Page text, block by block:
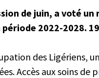
de juin, a voté
2022-2028.
des Ligériens,
Accès aux soins de